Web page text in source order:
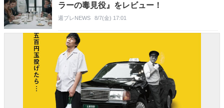
ラーの毒見役』をレビュー！
週プレNEWS 8/7(金) 17:01